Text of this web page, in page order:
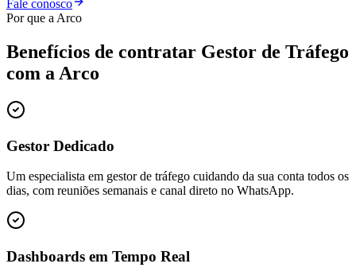
Fale conosco
Por que a Arco
Benefícios de contratar Gestor de Tráfego
com a Arco
Gestor Dedicado
Um especialista em gestor de tráfego cuidando da sua conta todos os
dias, com reuniões semanais e canal direto no WhatsApp.
Dashboards em Tempo Real